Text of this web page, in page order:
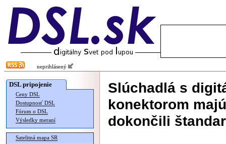
neprihlásený
DSL pripojenie
Ceny DSL
Dostupnosť DSL
Fórum o DSL
Výsledky meraní
Satelitná mapa SR
Slúchadlá s
konektorom
dokončili